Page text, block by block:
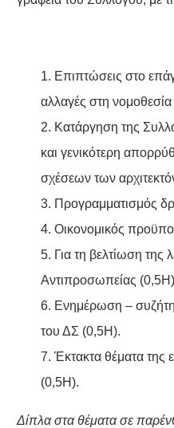
1. Επιπτώσεις στο
αλλαγές στη
2. Κατάργηση της
και γενικότερη
σχέσεων των
3. Προγραμματισμός
4. Οικονομικός
5. Για τη βελτίωση της
Αντιπροσωπείας
6. Ενημέρωση –
του ΔΣ (0,5Η).
7. Έκτακτα θέματα της
(0,5Η).
Δίπλα στα θέματα σε